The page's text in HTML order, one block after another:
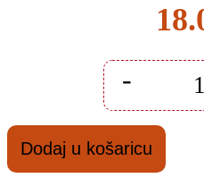
-
za
PC
TRUST
Gemi
2.0
Dodaj u košaricu